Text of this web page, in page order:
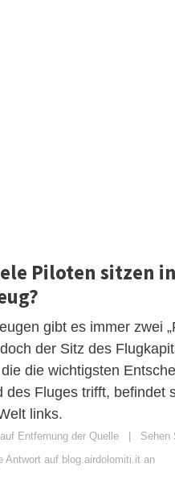
Piloten sitzen
gibt es immer zwei
der Sitz des
die wichtigsten
des Fluges trifft, befindet
links.
Entfernung der Quelle | Sehen
Antwort auf blog.airdolomiti.it an